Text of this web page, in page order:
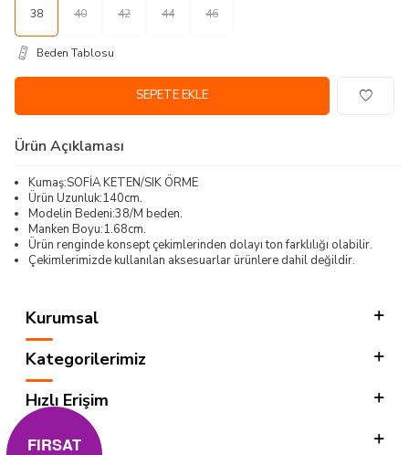
38 40 42 44 46
Beden Tablosu
SEPETE EKLE
Ürün Açıklaması
Kumaş:SOFİA KETEN/SIK ÖRME
Ürün Uzunluk:140cm.
Modelin Bedeni:38/M beden.
Manken Boyu:1.68cm.
Ürün renginde konsept çekimlerinden dolayı ton farklılığı olabilir.
Çekimlerimizde kullanılan aksesuarlar ürünlere dahil değildir.
Kurumsal
Kategorilerimiz
Hızlı Erişim
Sosyal
FIRSAT